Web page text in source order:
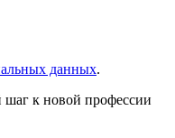
данных.
к новой профессии